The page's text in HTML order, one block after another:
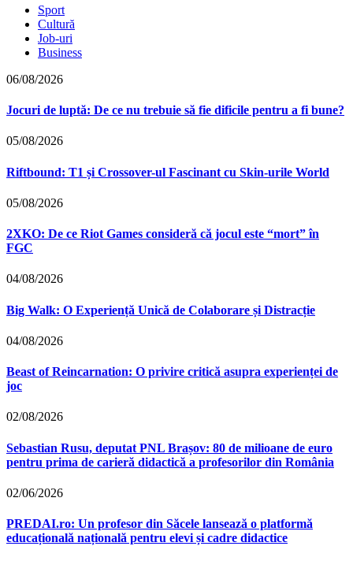
Sport
Cultură
Job-uri
Business
06/08/2026
Jocuri de luptă: De ce nu trebuie să fie dificile pentru a fi bune?
05/08/2026
Riftbound: T1 și Crossover-ul Fascinant cu Skin-urile World
05/08/2026
2XKO: De ce Riot Games consideră că jocul este “mort” în
FGC
04/08/2026
Big Walk: O Experiență Unică de Colaborare și Distracție
04/08/2026
Beast of Reincarnation: O privire critică asupra experienței de
joc
02/08/2026
Sebastian Rusu, deputat PNL Brașov: 80 de milioane de euro
pentru prima de carieră didactică a profesorilor din România
02/06/2026
PREDAI.ro: Un profesor din Săcele lansează o platformă
educațională națională pentru elevi și cadre didactice